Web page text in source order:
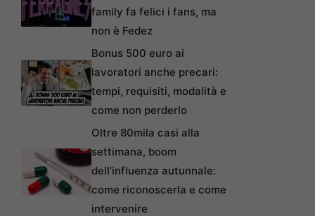
family fa felici i fans, ma
non è Fedez
Bonus 500 euro ai
lavoratori anche precari:
tempi, requisiti, modalità e
come non perderlo
Oltre 80mila casi alla
settimana, boom
dell’influenza autunnale:
come riconoscerla e come
intervenire